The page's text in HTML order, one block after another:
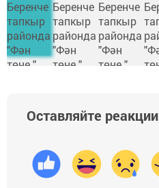
Оставляйте реакции